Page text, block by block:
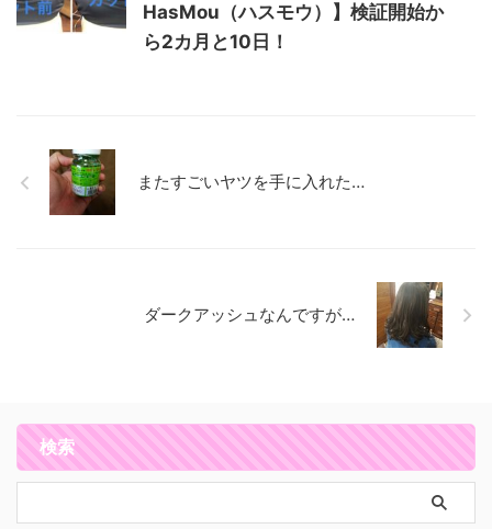
HasMou（ハスモウ）】検証開始か
ら2カ月と10日！
またすごいヤツを手に入れた…
ダークアッシュなんですが…
検索